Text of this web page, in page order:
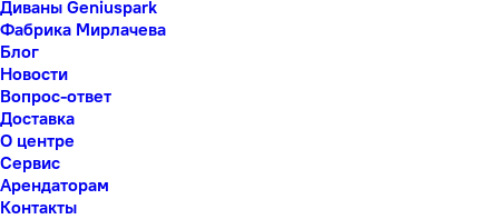
Диваны Geniuspark
Фабрика Мирлачева
Блог
Новости
Вопрос-ответ
Доставка
О центре
Сервис
Арендаторам
Контакты